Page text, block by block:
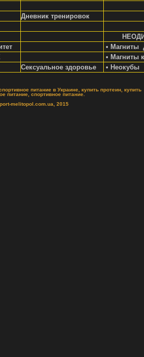
Дневник тренировок
• Магниты
• Магниты
Сексуальное здоровье • Неокубы
питание в Украине, купить протеин, купить
питание, спортивное питание.
melitopol.com.ua, 2015